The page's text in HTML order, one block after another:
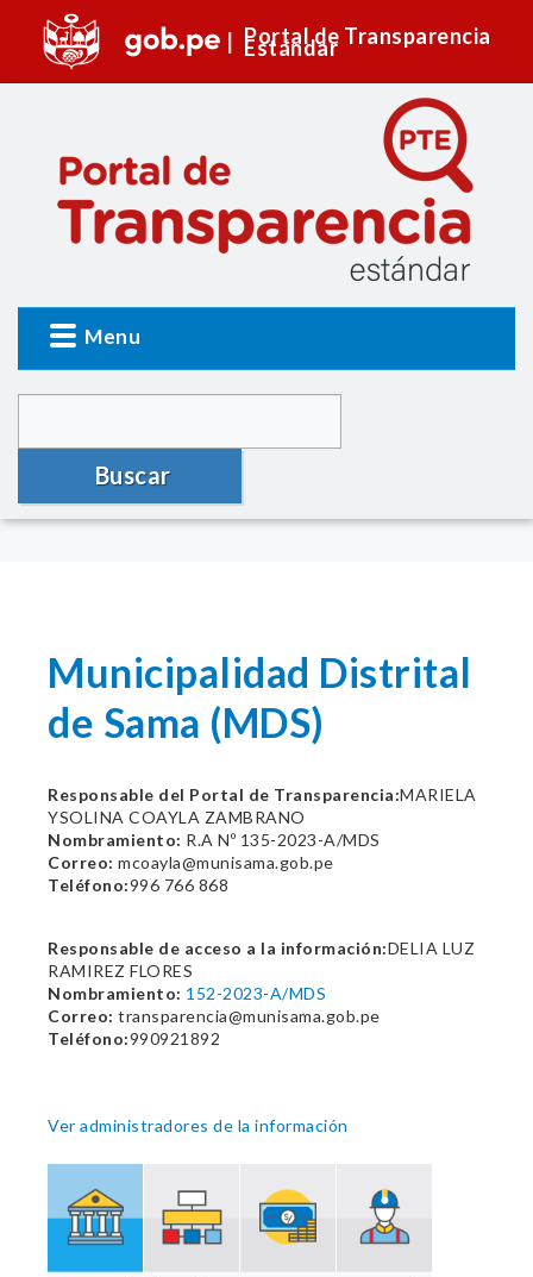
Portal de Transparencia
Estándar
Menu
Buscar
Municipalidad Distrital
de Sama (MDS)
Responsable del Portal de Transparencia:MARIELA
YSOLINA COAYLA ZAMBRANO
Nombramiento: R.A Nº 135-2023-A/MDS
Correo: mcoayla@munisama.gob.pe
Teléfono:996 766 868
Responsable de acceso a la información:DELIA LUZ
RAMIREZ FLORES
Nombramiento: 152-2023-A/MDS
Correo: transparencia@munisama.gob.pe
Teléfono:990921892
Ver administradores de la información